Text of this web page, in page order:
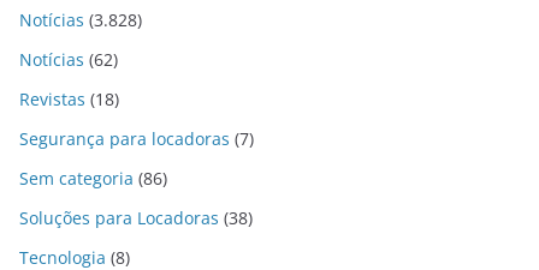
Notícias (3.828)
Notícias (62)
Revistas (18)
Segurança para locadoras (7)
Sem categoria (86)
Soluções para Locadoras (38)
Tecnologia (8)